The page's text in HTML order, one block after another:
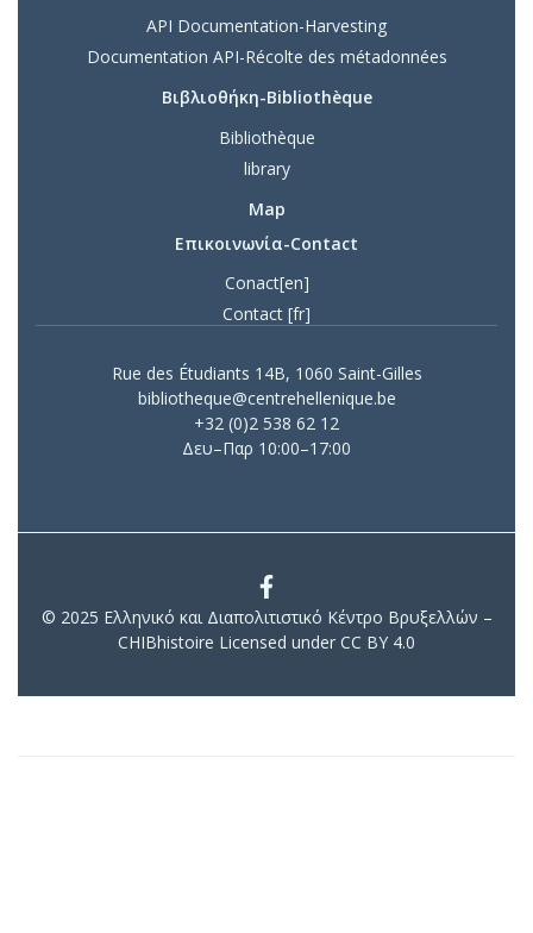
API Documentation-Harvesting
Documentation API-Récolte des métadonnées
Βιβλιοθήκη-Bibliothèque
Bibliothèque
library
Map
Επικοινωνία-Contact
Conact[en]
Contact [fr]
Rue des Étudiants 14B, 1060 Saint-Gilles
bibliotheque@centrehellenique.be
+32 (0)2 538 62 12
Δευ–Παρ 10:00–17:00
© 2025 Ελληνικό και Διαπολιτιστικό Κέντρο Βρυξελλών –
CHIBhistoire Licensed under CC BY 4.0